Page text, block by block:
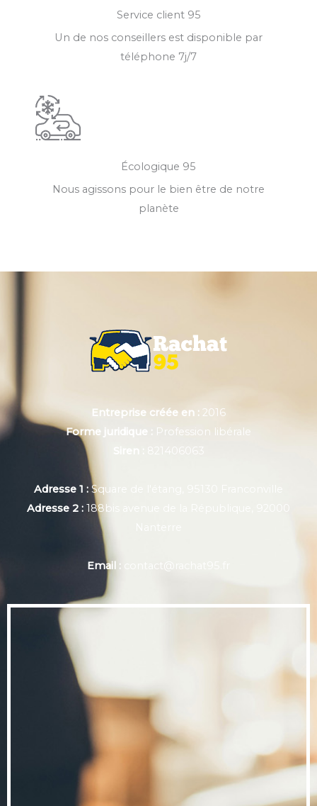
Service client 95
Un de nos conseillers est disponible par
téléphone 7j/7
Écologique 95
Nous agissons pour le bien être de notre
planète
Entreprise créée en : 2016
Forme juridique : Profession libérale
821406063
Adresse 1 : Square de l'étang, 95130 Franconville
Adresse 2 : 188bis avenue de la République, 92000
Email : contact@rachat95.fr